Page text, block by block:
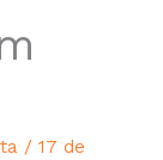
/ 17 de